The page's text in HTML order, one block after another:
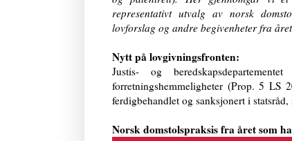
representativt utvalg av norsk
lovforslag og andre begivenheter fra
Nytt på lovgivningsfronten:
Justis- og
forretningshemmeligheter (Prop. 5 LS
ferdigbehandlet og sanksjonert i
Norsk domstolspraksis fra året som